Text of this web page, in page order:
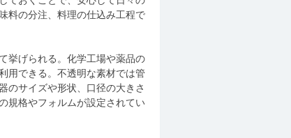
料の分注、料理の仕込み工程で
挙げられる。化学工場や薬品の
用できる。不透明な素材では管
のサイズや形状、口径の大きさ
規格やフォルムが設定されてい